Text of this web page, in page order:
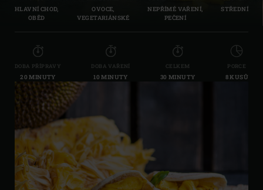
HLAVNÍ CHOD,
OBĚD
OVOCE,
VEGETARIÁNSKÉ
NEPŘÍMÉ VAŘENÍ,
PEČENÍ
STŘEDNÍ
DOBA PŘÍPRAVY
20 MINUTY
DOBA VAŘENÍ
10 MINUTY
CELKEM
30 MINUTY
PORCE
8 KUSŮ